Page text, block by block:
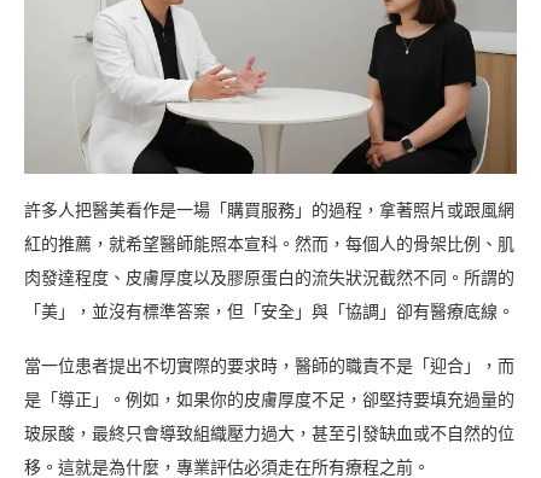
許多人把醫美看作是一場「購買服務」的過程，拿著照片或跟風網
紅的推薦，就希望醫師能照本宣科。然而，每個人的骨架比例、肌
肉發達程度、皮膚厚度以及膠原蛋白的流失狀況截然不同。所謂的
「美」，並沒有標準答案，但「安全」與「協調」卻有醫療底線。
當一位患者提出不切實際的要求時，醫師的職責不是「迎合」，而
是「導正」。例如，如果你的皮膚厚度不足，卻堅持要填充過量的
玻尿酸，最終只會導致組織壓力過大，甚至引發缺血或不自然的位
移。這就是為什麼，專業評估必須走在所有療程之前。